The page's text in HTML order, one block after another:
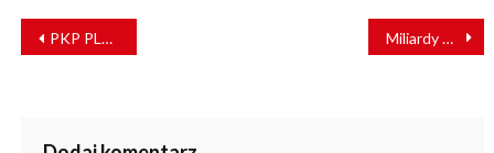
NAWIGACJA
WPISU
PKP PLK budują nowy wiadukt na linii Koluszki – Łódź Widzew Miliardy euro na rozwój kolei w Austrii. Poznaliśmy pierwsze plany inwestycyjne